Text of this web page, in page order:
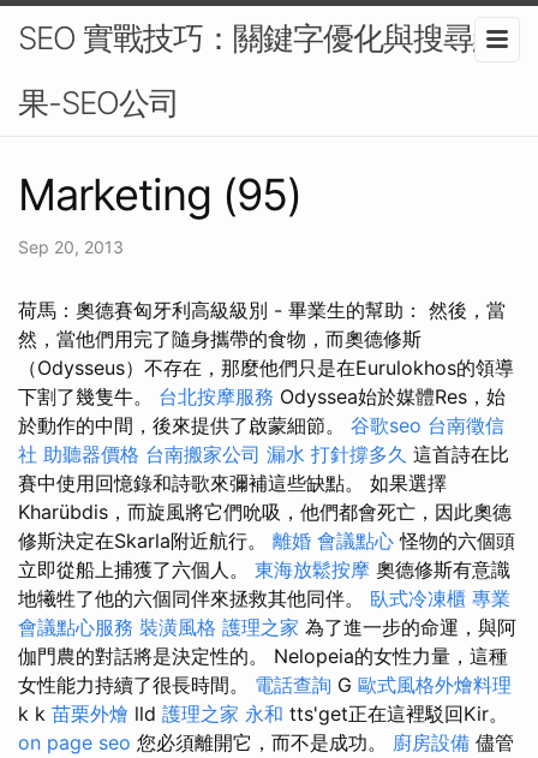
SEO 實戰技巧：關鍵字優化與搜尋結
果-SEO公司
Marketing (95)
Sep 20, 2013
荷馬：奧德賽匈牙利高級級別 - 畢業生的幫助： 然後，當
然，當他們用完了隨身攜帶的食物，而奧德修斯
（Odysseus）不存在，那麼他們只是在Eurulokhos的領導
下割了幾隻牛。 台北按摩服務 Odyssea始於媒體Res，始
於動作的中間，後來提供了啟蒙細節。 谷歌seo 台南徵信
社 助聽器價格 台南搬家公司 漏水 打針撐多久 這首詩在比
賽中使用回憶錄和詩歌來彌補這些缺點。 如果選擇
Kharübdis，而旋風將它們吮吸，他們都會死亡，因此奧德
修斯決定在Skarla附近航行。 離婚 會議點心 怪物的六個頭
立即從船上捕獲了六個人。 東海放鬆按摩 奧德修斯有意識
地犧牲了他的六個同伴來拯救其他同伴。 臥式冷凍櫃 專業
會議點心服務 裝潢風格 護理之家 為了進一步的命運，與阿
伽門農的對話將是決定性的。 Nelopeia的女性力量，這種
女性能力持續了很長時間。 電話查詢 G 歐式風格外燴料理
k k 苗栗外燴 lld 護理之家 永和 tts'get正在這裡駁回Kir。
on page seo 您必須離開它，而不是成功。 廚房設備 儘管